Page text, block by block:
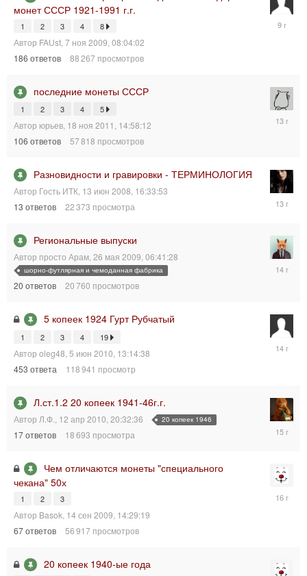
монет СССР 1921-1991 г.г.
1 2 3 4 8
Автор FAUst 7 ноя 2009, 08:04:02
186 ответов 88 267 просмотров
последние монеты СССР
1 2 3 4 5
Автор юрьев 18 ноя 2011, 14:58:12
106 ответов 57 818 просмотров
Разновидности и гравировки - ТЕРМИНОЛОГИЯ
Автор Гость ИТК 13 июн 2008, 16:33:53
13 ответов 22 373 просмотра
13
04:18:06
Региональные выпуски
Автор просто Арам 26 мая 2009, 06:41:28
шорно-футлярная и чемоданная фабрика
20 ответов 20 760 просмотров
10
5 копеек 1924 Гурт Рубчатый
1 2 3 4 19
Автор oleg48 5 июн 2010, 13:14:38
453 ответа 118 941 просмотр
24
Л.ст.1.2 20 копеек 1941-46г.г.
Автор Л.Ф. 12 апр 2010, 20:32:36 20 копеек 1946
17ответов 18 693 просмотра
19
Чем отличаются монеты "специального
чекана" 50х
1 2 3
Автор Basok, 14 сен 2009, 14:29:19
67ответов 56 917 просмотров
25
20 копеек 1940-ые года